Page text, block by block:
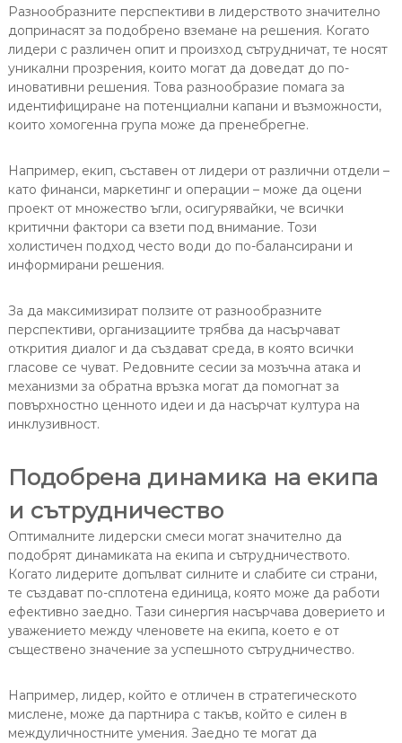
Разнообразните перспективи в лидерството значително
допринасят за подобрено вземане на решения. Когато
лидери с различен опит и произход сътрудничат, те носят
уникални прозрения, които могат да доведат до по-
иновативни решения. Това разнообразие помага за
идентифициране на потенциални капани и възможности,
които хомогенна група може да пренебрегне.
Например, екип, съставен от лидери от различни отдели –
като финанси, маркетинг и операции – може да оцени
проект от множество ъгли, осигурявайки, че всички
критични фактори са взети под внимание. Този
холистичен подход често води до по-балансирани и
информирани решения.
За да максимизират ползите от разнообразните
перспективи, организациите трябва да насърчават
открития диалог и да създават среда, в която всички
гласове се чуват. Редовните сесии за мозъчна атака и
механизми за обратна връзка могат да помогнат за
повърхностно ценното идеи и да насърчат култура на
инклузивност.
Подобрена динамика на екипа
и сътрудничество
Оптималните лидерски смеси могат значително да
подобрят динамиката на екипа и сътрудничеството.
Когато лидерите допълват силните и слабите си страни,
те създават по-сплотена единица, която може да работи
ефективно заедно. Тази синергия насърчава доверието и
уважението между членовете на екипа, което е от
съществено значение за успешното сътрудничество.
Например, лидер, който е отличен в стратегическото
мислене, може да партнира с такъв, който е силен в
междуличностните умения. Заедно те могат да